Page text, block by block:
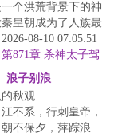
个洪荒背景下的神
皇朝成为了人族最
朝！凡人在这个世
，...
08-10 07:05:51
第871章 杀神太子驾
全员跪了
浪子别浪
秋观
不系，行刺皇帝，
不保夕，萍踪浪